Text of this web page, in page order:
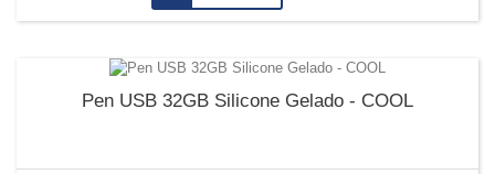
Pen USB 32GB Silicone Gelado - COOL